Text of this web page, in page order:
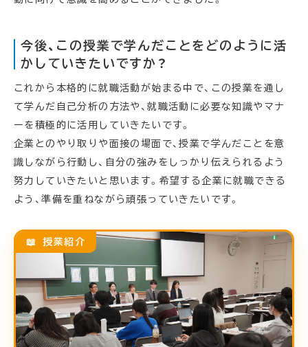
今後、この授業で学んだことをどのように活
かしていきたいですか？
これから本格的に就職活動が始まる中で、この授業を通し
て学んだ自己分析の方法や、就職活動に必要な知識やマナ
ーを積極的に活用していきたいです。
企業とのやり取りや面接の場面で、授業で学んだことを意
識しながら行動し、自分の強みをしっかり伝えられるよう
努力していきたいと思います。希望する企業に就職できる
よう、準備を重ねながら頑張っていきたいです。
📖 授業紹介